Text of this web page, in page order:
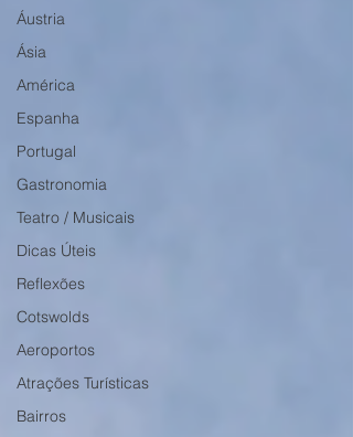
Áustria
Ásia
América
Espanha
Portugal
Gastronomia
Teatro / Musicais
Dicas Úteis
Reflexões
Cotswolds
Aeroportos
Atrações Turísticas
Bairros